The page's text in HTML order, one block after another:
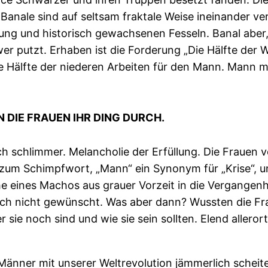
sind auf seltsam fraktale Weise ineinander
und historisch gewachsenen Fesseln. Banal
putzt. Erhaben ist die Forderung „Die Hälfte der
der niederen Arbeiten für den Mann. Mann
DIE FRAUEN IHR DING DURCH.
schlimmer. Melancholie der Erfüllung. Die Frauen
Schimpfwort, „Mann“ ein Synonym für „Krise“,
Machos aus grauer Vorzeit in die
nicht gewünscht. Was aber dann? Wussten die
noch sind und wie sie sein sollten. Elend
mit unserer Weltrevolution jämmerlich